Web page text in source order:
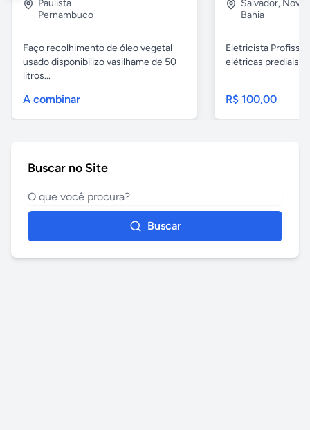
Paulista
Pernambuco
Faço recolhimento de óleo vegetal
usado disponibilizo vasilhame de 50
litros...
A combinar
Salvador, Nova
Bahia
Eletricista
elétricas prediais e
R$ 100,00
Buscar no Site
Buscar